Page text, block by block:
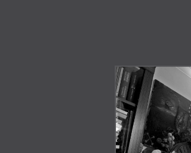
pandemie.
do izolace
si ale, že